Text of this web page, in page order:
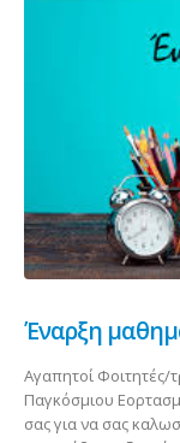
Έναρξη
Αγαπητοί Φοιτητές/
Παγκόσμιου
σας για να σας